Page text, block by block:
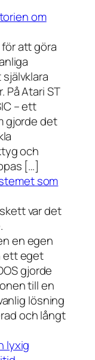
om
att göra
På Atari ST
– ett
gjorde det
och
[…]
som
var det
en egen
ett eget
gjorde
till en
lösning
och långt
lyxig